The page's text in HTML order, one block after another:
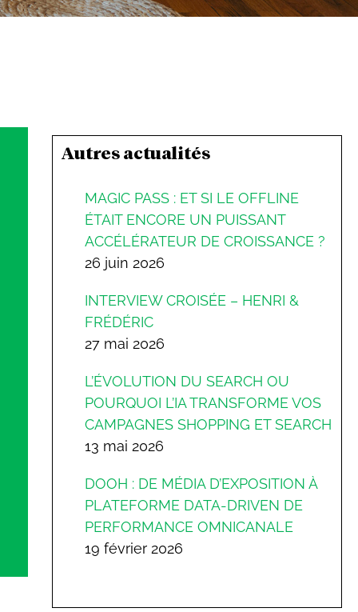
Autres actualités
MAGIC PASS : ET SI LE OFFLINE
ÉTAIT ENCORE UN PUISSANT
ACCÉLÉRATEUR DE CROISSANCE ?
26 juin 2026
INTERVIEW CROISÉE – HENRI &
FRÉDÉRIC
27 mai 2026
L’ÉVOLUTION DU SEARCH OU
POURQUOI L’IA TRANSFORME VOS
CAMPAGNES SHOPPING ET SEARCH
13 mai 2026
DOOH : DE MÉDIA D’EXPOSITION À
PLATEFORME DATA-DRIVEN DE
PERFORMANCE OMNICANALE
19 février 2026